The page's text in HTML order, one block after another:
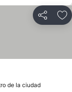
Compartir
de la ciudad